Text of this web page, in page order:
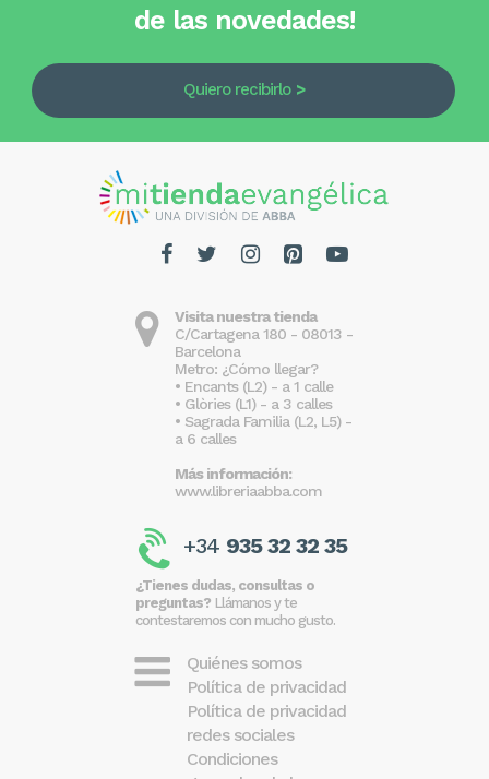
de las novedades!
Quiero recibirlo
Visita nuestra tienda
C/Cartagena 180 - 08013 -
Barcelona
Metro: ¿Cómo llegar?
• Encants (L2) - a 1 calle
• Glòries (L1) - a 3 calles
• Sagrada Familia (L2, L5) -
a 6 calles
Más información:
www.libreriaabba.com
+34 935 32 32 35
¿Tienes dudas, consultas o
preguntas? Llámanos y te
contestaremos con mucho gusto.
Quiénes somos
Política de privacidad
Política de privacidad
redes sociales
Condiciones